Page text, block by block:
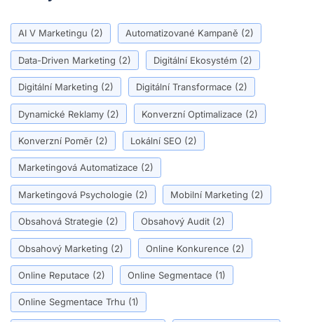
AI V Marketingu (2) Automatizované Kampaně (2)
Data-Driven Marketing (2) Digitální Ekosystém (2)
Digitální Marketing (2) Digitální Transformace (2)
Dynamické Reklamy (2) Konverzní Optimalizace (2)
Konverzní Poměr (2) Lokální SEO (2)
Marketingová Automatizace (2)
Marketingová Psychologie (2) Mobilní Marketing (2)
Obsahová Strategie (2) Obsahový Audit (2)
Obsahový Marketing (2) Online Konkurence (2)
Online Reputace (2) Online Segmentace (1)
Online Segmentace Trhu (1)